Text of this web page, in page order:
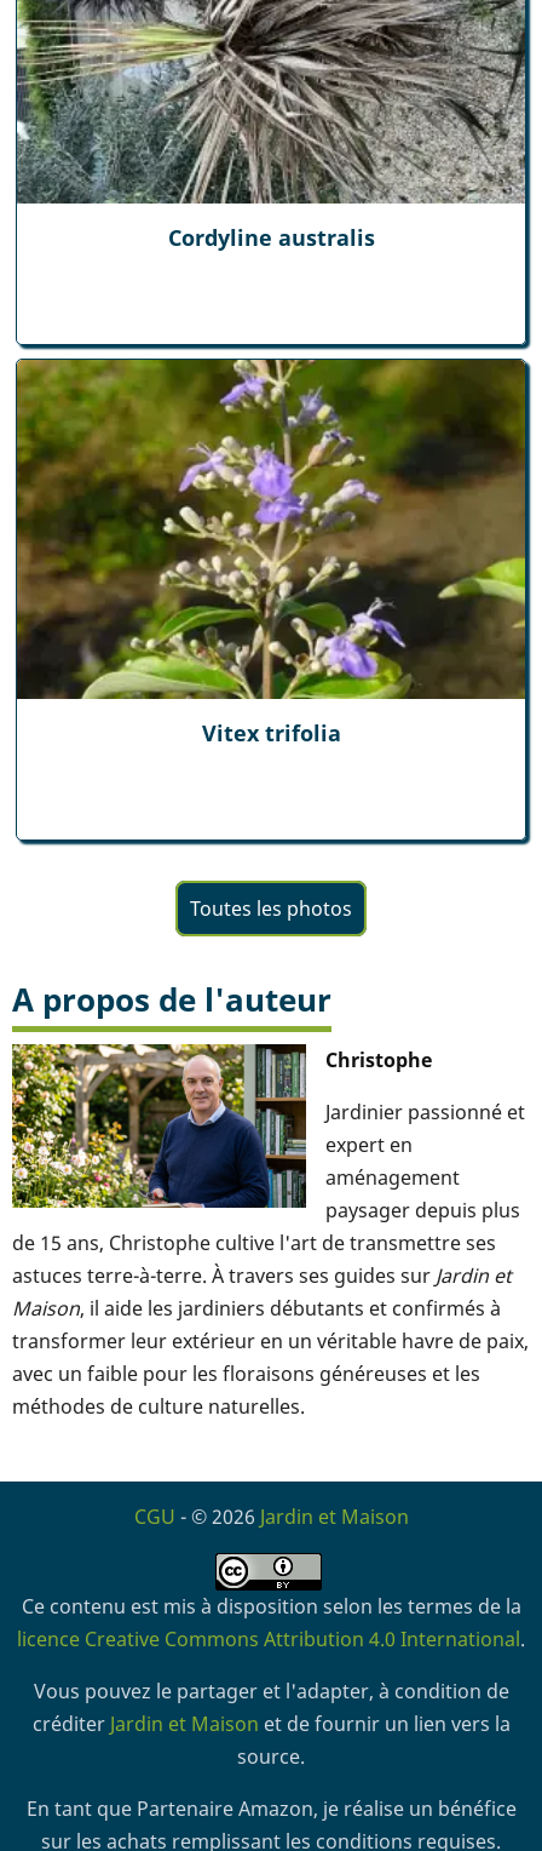
Cordyline australis
Vitex trifolia
Toutes les photos
A propos de l'auteur
Christophe
Jardinier passionné et
expert en
aménagement
paysager depuis plus
de 15 ans, Christophe cultive l'art de transmettre ses
astuces terre-à-terre. À travers ses guides sur Jardin et
Maison, il aide les jardiniers débutants et confirmés à
transformer leur extérieur en un véritable havre de paix,
avec un faible pour les floraisons généreuses et les
méthodes de culture naturelles.
CGU - © 2026 Jardin et Maison
Ce contenu est mis à disposition selon les termes de la
licence Creative Commons Attribution 4.0 International.
Vous pouvez le partager et l'adapter, à condition de
créditer Jardin et Maison et de fournir un lien vers la
source.
En tant que Partenaire Amazon, je réalise un bénéfice
sur les achats remplissant les conditions requises.